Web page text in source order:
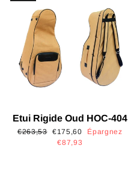
Etui Rigide Oud HOC-404
Prix
€263,53
Prix
réduit
€175,60
Épargnez
€87,93